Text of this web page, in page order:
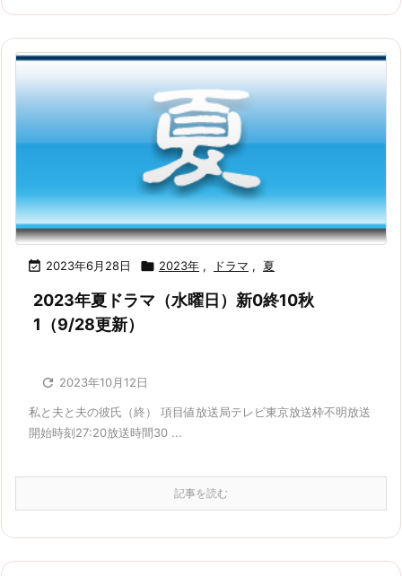
 2023年6月28日  2023年 , ドラマ , 夏
2023年夏ドラマ（水曜日）新0終10秋
1（9/28更新）
 2023年10月12日
私と夫と夫の彼氏（終） 項目値放送局テレビ東京放送枠不明放送
開始時刻27:20放送時間30 ...
記事を読む